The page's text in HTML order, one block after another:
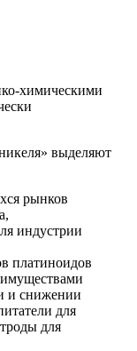
химическими
выделяют
рынков
индустрии
платиноидов
и снижении
для
для